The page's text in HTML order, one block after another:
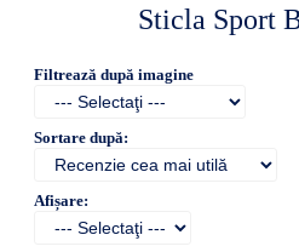
Sticla Sport
Filtrează după imagine
Sortare după:
Afișare: